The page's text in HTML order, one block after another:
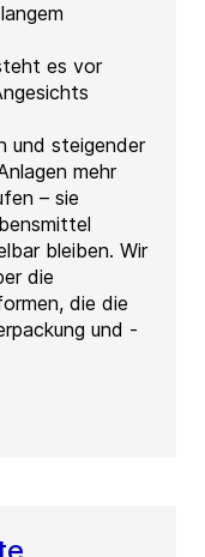
es vor
und steigender
mehr
– sie
bleiben. Wir
die
die die
und -